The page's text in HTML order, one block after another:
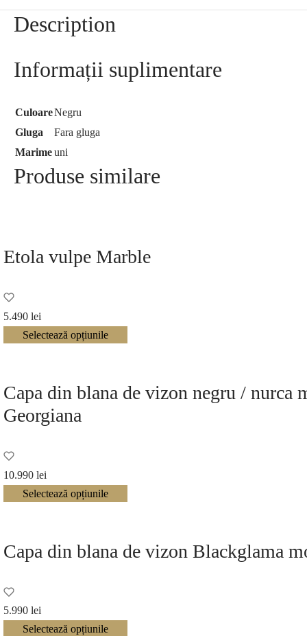
Description
Informații suplimentare
CuloareNegru
Gluga
Fara gluga
Marimeuni
Produse similare
Etola vulpe Marble
5.490 lei
Selectează opțiunile
Capa din blana de vizon negru / nurca
Georgiana
10.990 lei
Selectează opțiunile
Capa din blana de vizon Blackglama
5.990 lei
Selectează opțiunile